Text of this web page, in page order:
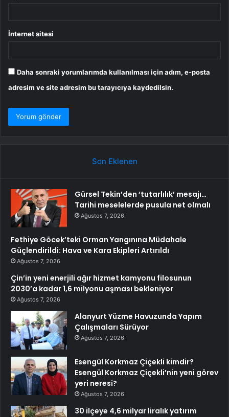
İnternet sitesi
Daha sonraki yorumlarımda kullanılması için adım, e-posta
adresim ve site adresim bu tarayıcıya kaydedilsin.
Son Eklenen
Gürsel Tekin’den ‘tutarlılık’ mesajı…
Tarihi meselelerde pusula net olmalı
Ağustos 7, 2026
Fethiye Göcek’teki Orman Yangınına Müdahale
Güçlendirildi: Hava ve Kara Ekipleri Artırıldı
Ağustos 7, 2026
Çin’in yeni enerjili ağır hizmet kamyonu filosunun
2030’a kadar 1,6 milyonu aşması bekleniyor
Ağustos 7, 2026
Alanyurt Yüzme Havuzunda Yapım
Çalışmaları Sürüyor
Ağustos 7, 2026
Esengül Korkmaz Çiçekli kimdir?
Esengül Korkmaz Çiçekli’nin yeni görev
yeri neresi?
Ağustos 7, 2026
30 ilçeye 4,6 milyar liralık yatırım